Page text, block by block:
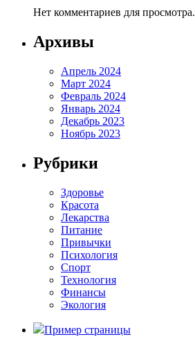
Нет комментариев для просмотра.
Архивы
Апрель 2024
Март 2024
Февраль 2024
Январь 2024
Декабрь 2023
Ноябрь 2023
Рубрики
Здоровье
Красота
Лекарства
Питание
Привычки
Психология
Спорт
Технология
Финансы
Экология
Пример страницы